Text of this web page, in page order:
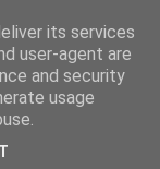
its services
user-agent are
and security
usage